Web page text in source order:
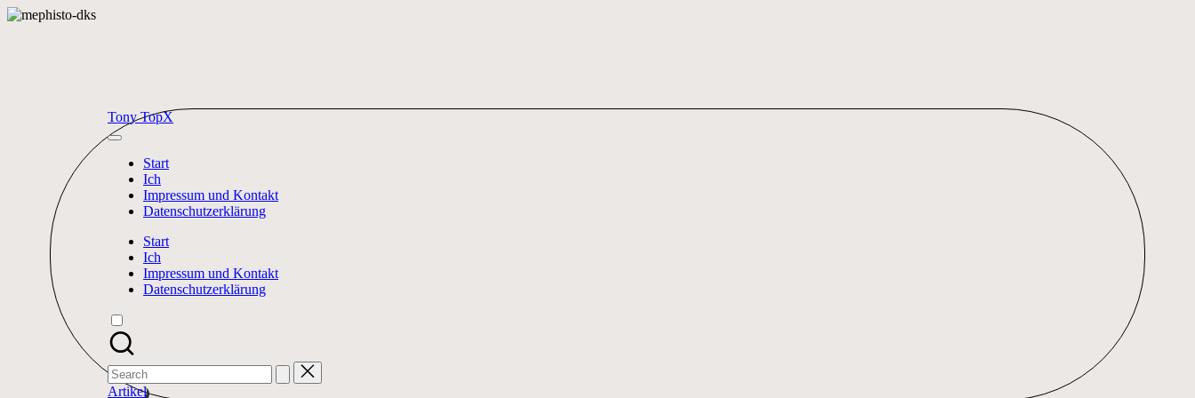
Skip
Tony TopX
Start
Ich
Impressum und Kontakt
Datenschutzerklärung
Start
Ich
Impressum und Kontakt
Datenschutzerklärung
Search
for:
Artikel